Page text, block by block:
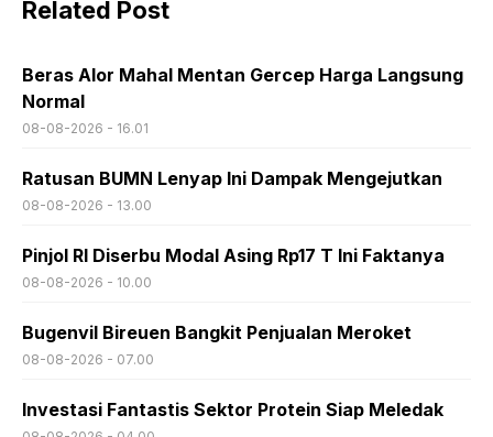
Related Post
Beras Alor Mahal Mentan Gercep Harga Langsung
Normal
08-08-2026 - 16.01
Ratusan BUMN Lenyap Ini Dampak Mengejutkan
08-08-2026 - 13.00
Pinjol RI Diserbu Modal Asing Rp17 T Ini Faktanya
08-08-2026 - 10.00
Bugenvil Bireuen Bangkit Penjualan Meroket
08-08-2026 - 07.00
Investasi Fantastis Sektor Protein Siap Meledak